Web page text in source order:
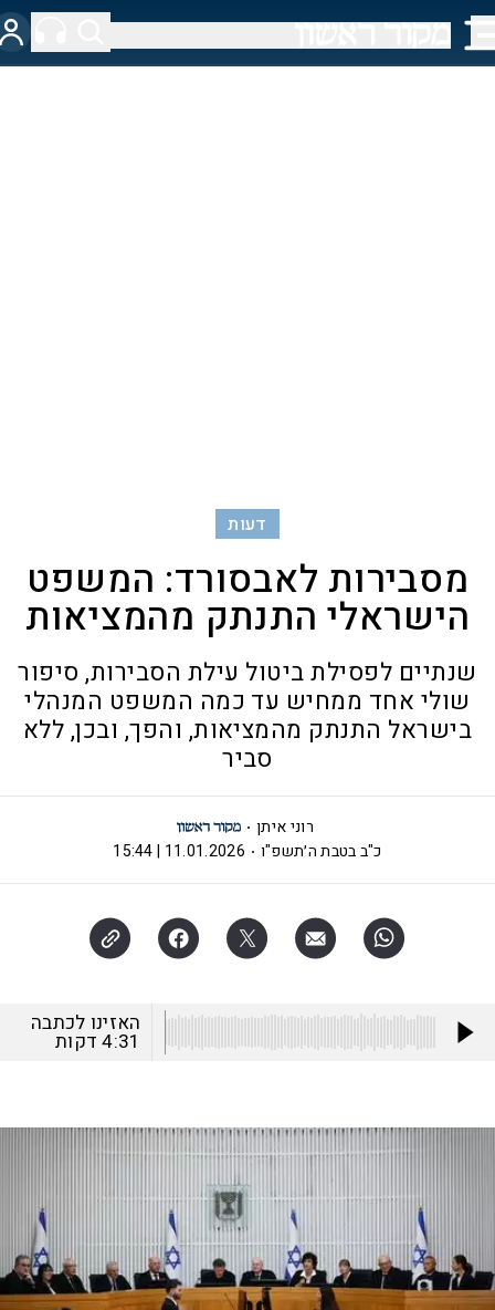
דעות
מסבירות לאבסורד: המשפט
הישראלי התנתק מהמציאות
שנתיים לפסילת ביטול עילת הסבירות, סיפור
שולי אחד ממחיש עד כמה המשפט המנהלי
בישראל התנתק מהמציאות, והפך, ובכן, ללא
סביר
רוני איתן
כ"ב בטבת ה׳תשפ"ו
11.01.2026 | 15:44
האזינו לכתבה
4:31דקות